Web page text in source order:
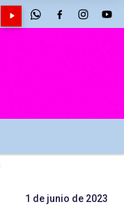
1 de junio de 2023